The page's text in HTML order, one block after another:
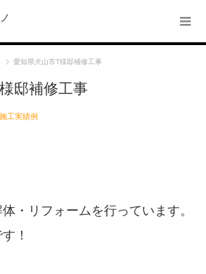
愛知県犬山市T様邸補修工事
邸補修工事
施工実績例
・リフォームを行っています。
！